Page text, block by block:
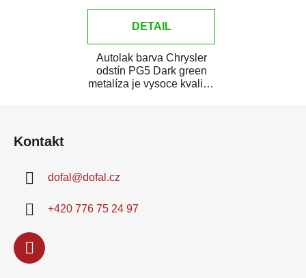
DETAIL
Autolak barva Chrysler
odstín PG5 Dark green
metalíza je vysoce kvalitní
Kontakt
dofal @dofal.cz
+420 776 75 24 97